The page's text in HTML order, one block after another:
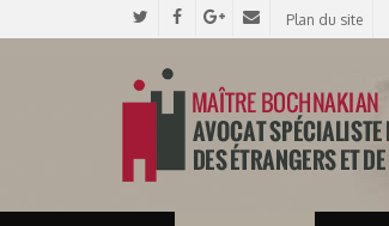
Plan du site